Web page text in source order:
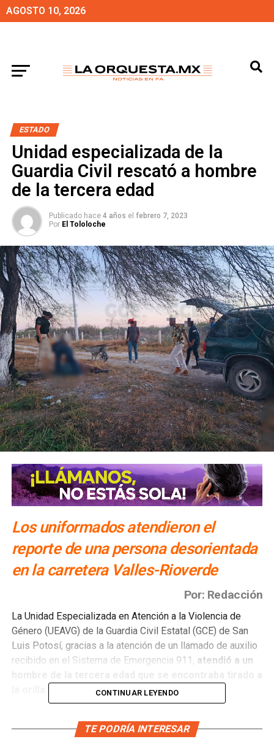
AGOSTO 10, 2026
ESTADO
Unidad especializada de la
Guardia Civil rescató a hombre
de la tercera edad
Publicado hace 4 años el febrero 7, 2023
Por El Tololoche
Los uniformados atendieron el
reporte de una persona desorientada
en la carretera Valles-Rioverde
Por: Redacción
La Unidad Especializada en Atención a la Violencia de
Género (UEAVG) de la Guardia Civil Estatal (GCE) de San
Luis Potosí, gracias a la atención de un llamado de auxilio
recibido en el Sistema de Emergencia 911, atendió a un
la orilla de la carretera Valles-Rioverde.
verificar qué ocurría. En el lugar de los hechos,tuvieron
CONTINUAR LEYENDO
TE PODRÍA INTERESAR